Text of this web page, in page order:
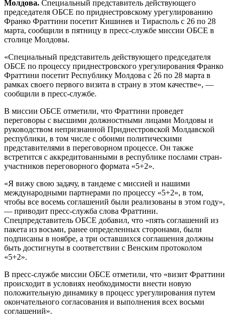
Молдова. Специальный представитель действующего
председателя ОБСЕ по приднестровскому урегулированию
Франко Фраттини посетит Кишинев и Тирасполь с 26 по 28
марта, сообщили в пятницу в пресс-службе миссии ОБСЕ в
столице Молдовы.
«Специальный представитель действующего председателя
ОБСЕ по процессу приднестровского урегулирования Франко
Фраттини посетит Республику Молдова с 26 по 28 марта в
рамках своего первого визита в страну в этом качестве», —
сообщили в пресс-службе.
В миссии ОБСЕ отметили, что Фраттини проведет
переговоры с высшими должностными лицами Молдовы и
руководством непризнанной Приднестровской Молдавской
республики, в том числе с обоими политическими
представителями в переговорном процессе. Он также
встретится с аккредитованными в республике послами стран-
участников переговорного формата «5+2».
«Я вижу свою задачу, в тандеме с миссией и нашими
международными партнерами по процессу «5+2», в том,
чтобы все восемь соглашений были реализованы в этом году»,
— приводит пресс-служба слова Фраттини.
Спецпредставитель ОБСЕ добавил, что «пять соглашений из
пакета из восьми, ранее определенных сторонами, были
подписаны в ноябре, а три оставшихся соглашения должны
быть достигнуты в соответствии с Венским протоколом
«5+2».
В пресс-службе миссии ОБСЕ отметили, что «визит Фраттини
происходит в условиях необходимости внести новую
положительную динамику в процесс урегулирования путем
окончательного согласования и выполнения всех восьми
соглашений».